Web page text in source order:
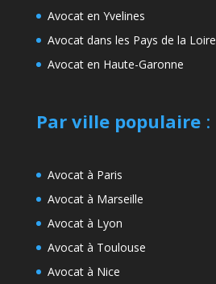
Avocat en Yvelines
Avocat dans les Pays de la Loire
Avocat en Haute-Garonne
Par ville populaire:
Avocat à Paris
Avocat à Marseille
Avocat à Lyon
Avocat à Toulouse
Avocat à Nice